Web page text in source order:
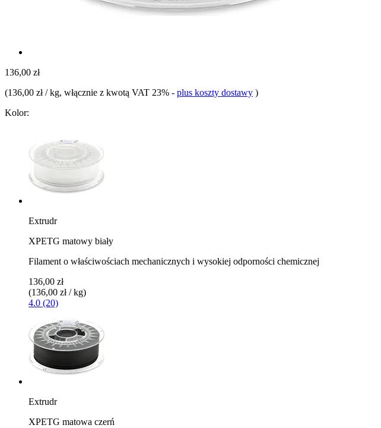
136,00 zł
(136,00 zł / kg, włącznie z kwotą VAT 23% - plus koszty dostawy )
Kolor:
Extrudr
XPETG matowy biały
Filament o właściwościach mechanicznych i wysokiej odporności chemicznej
136,00 zł
(136,00 zł / kg)
4.0 (20)
Extrudr
XPETG matowa czerń